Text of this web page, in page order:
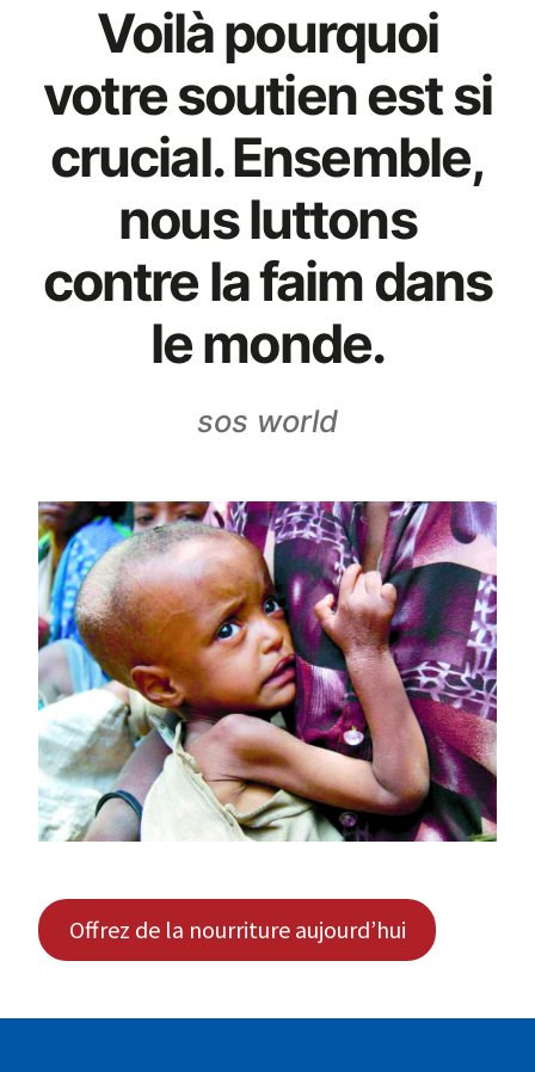
Voilà pourquoi
votre soutien est si
crucial. Ensemble,
nous luttons
contre la faim dans
le monde.
sos world
Offrez de la nourriture aujourd’hui